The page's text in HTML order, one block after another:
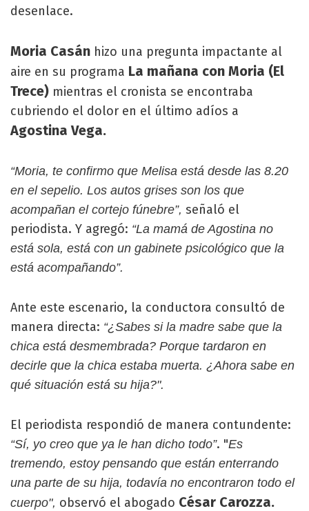
desenlace.
Moria Casán hizo una pregunta impactante al
aire en su programa La mañana con Moria (El
Trece) mientras el cronista se encontraba
cubriendo el dolor en el último adíos a
Agostina Vega.
“Moria, te confirmo que Melisa está desde las 8.20
en el sepelio. Los autos grises son los que
acompañan el cortejo fúnebre”, señaló el
periodista. Y agregó: “La mamá de Agostina no
está sola, está con un gabinete psicológico que la
está acompañando”.
Ante este escenario, la conductora consultó de
manera directa: “¿Sabes si la madre sabe que la
chica está desmembrada? Porque tardaron en
decirle que la chica estaba muerta. ¿Ahora sabe en
qué situación está su hija?".
El periodista respondió de manera contundente:
“Sí, yo creo que ya le han dicho todo”. "Es
tremendo, estoy pensando que están enterrando
una parte de su hija, todavía no encontraron todo el
cuerpo", observó el abogado César Carozza.